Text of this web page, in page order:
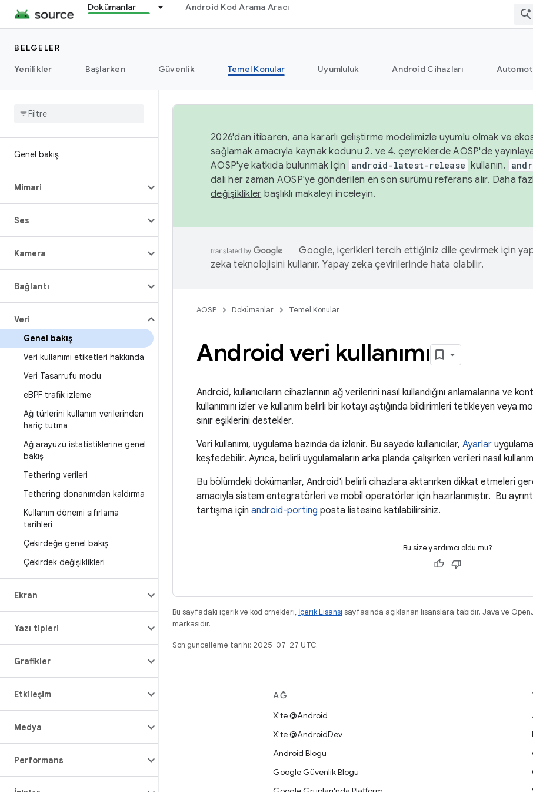
Dokümanlar Android Kod Arama Aracı
BELGELER
Yenilikler
Başlarken Güvenlik Temel Konular Uyumluluk Android Cihazları
Genel bakış
Mimari
Ses
Kamera
Bağlantı
Veri
Genel bakış
Veri kullanımı etiketleri hakkında
Veri Tasarrufu modu
eBPF trafik izleme
Ağ türlerini kullanım verilerinden
hariç tutma
Ağ arayüzü istatistiklerine genel
bakış
Tethering verileri
Tethering donanımdan kaldırma
Kullanım dönemi sıfırlama
tarihleri
Çekirdeğe genel bakış
Çekirdek değişiklikleri
Ekran
Yazı tipleri
Grafikler
Etkileşim
Medya
Performans
2026'dan itibaren, ana kararlı geliştirme modelimizle uyumlu olmak ve
sağlamak amacıyla kaynak kodunu 2. ve 4. çeyreklerde AOSP'de
AOSP'ye katkıda bulunmak için
android-latest-release kullanın.
dalı her zaman AOSP'ye gönderilen en son sürümü referans alır. Daha
değişiklikler başlıklı makaleyi inceleyin.
Google, içerikleri tercih ettiğiniz dile çevirmek için
zeka teknolojisini kullanır. Yapay zeka çevirilerinde hata olabilir.
AOSP Dokümanlar Temel Konular
Android veri kullanımı
Android, kullanıcıların cihazlarının ağ verilerini nasıl kullandığını anlamalarına ve
kullanımını izler ve kullanım belirli bir kotayı aştığında bildirimleri tetikleyen veya
sınır eşiklerini destekler.
Veri kullanımı, uygulama bazında da izlenir. Bu sayede kullanıcılar, Ayarlar
keşfedebilir. Ayrıca, belirli uygulamaların arka planda çalışırken verileri nasıl
Bu bölümdeki dokümanlar, Android'i belirli cihazlara aktarırken dikkat etmeleri
amacıyla sistem entegratörleri ve mobil operatörler için hazırlanmıştır. Bu
tartışma için android-porting posta listesine katılabilirsiniz.
Bu size yardımcı oldu mu?
Bu sayfadaki içerik ve kod örnekleri, İçerik Lisansı sayfasında açıklanan lisanslara tabidir. Java ve
markasıdır.
Son güncelleme tarihi: 2025-07-27 UTC.
DERLEME
Gereksinimler
AĞ
X'te @Android
X'te @AndroidDev
Android Blogu
Google Güvenlik Blogu